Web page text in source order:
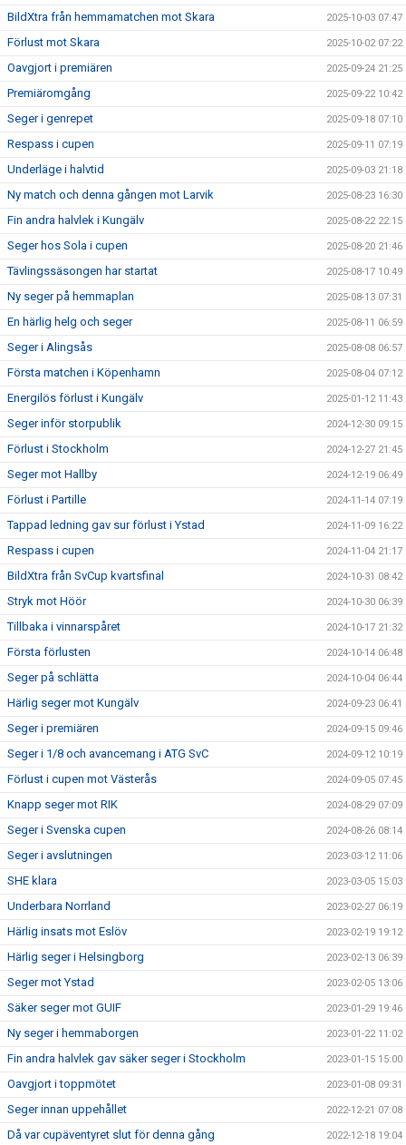
BildXtra från hemmamatchen mot Skara 2025-10-03 07:47
Förlust mot Skara 2025-10-02 07:22
Oavgjort i premiären 2025-09-24 21:25
Premiäromgång 2025-09-22 10:42
Seger i genrepet 2025-09-18 07:10
Respass i cupen 2025-09-11 07:19
Underläge i halvtid 2025-09-03 21:18
Ny match och denna gången mot Larvik 2025-08-23 16:30
Fin andra halvlek i Kungälv 2025-08-22 22:15
Seger hos Sola i cupen 2025-08-20 21:46
Tävlingssäsongen har startat 2025-08-17 10:49
Ny seger på hemmaplan 2025-08-13 07:31
En härlig helg och seger 2025-08-11 06:59
Seger i Alingsås 2025-08-08 06:57
Första matchen i Köpenhamn 2025-08-04 07:12
Energilös förlust i Kungälv 2025-01-12 11:43
Seger inför storpublik 2024-12-30 09:15
Förlust i Stockholm 2024-12-27 21:45
Seger mot Hallby 2024-12-19 06:49
Förlust i Partille 2024-11-14 07:19
Tappad ledning gav sur förlust i Ystad 2024-11-09 16:22
Respass i cupen 2024-11-04 21:17
BildXtra från SvCup kvartsfinal 2024-10-31 08:42
Stryk mot Höör 2024-10-30 06:39
Tillbaka i vinnarspåret 2024-10-17 21:32
Första förlusten 2024-10-14 06:48
Seger på schlätta 2024-10-04 06:44
Härlig seger mot Kungälv 2024-09-23 06:41
Seger i premiären 2024-09-15 09:46
Seger i 1/8 och avancemang i ATG SvC 2024-09-12 10:19
Förlust i cupen mot Västerås 2024-09-05 07:45
Knapp seger mot RIK 2024-08-29 07:09
Seger i Svenska cupen 2024-08-26 08:14
Seger i avslutningen 2023-03-12 11:06
SHE klara 2023-03-05 15:03
Underbara Norrland 2023-02-27 06:19
Härlig insats mot Eslöv 2023-02-19 19:12
Härlig seger i Helsingborg 2023-02-13 06:39
Seger mot Ystad 2023-02-05 13:06
Säker seger mot GUIF 2023-01-29 19:46
Ny seger i hemmaborgen 2023-01-22 11:02
Fin andra halvlek gav säker seger i Stockholm 2023-01-15 15:00
Oavgjort i toppmötet 2023-01-08 09:31
Seger innan uppehållet 2022-12-21 07:08
Då var cupäventyret slut för denna gång 2022-12-18 19:04